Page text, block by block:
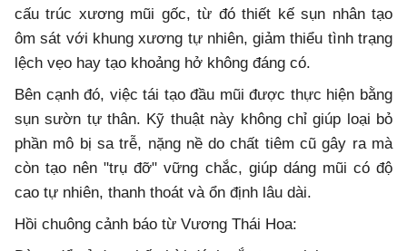
cấu trúc xương mũi gốc, từ đó thiết kế sụn nhân tạo
ôm sát với khung xương tự nhiên, giảm thiểu tình trạng
lệch vẹo hay tạo khoảng hở không đáng có.
Bên cạnh đó, việc tái tạo đầu mũi được thực hiện bằng
sụn sườn tự thân. Kỹ thuật này không chỉ giúp loại bỏ
phần mô bị sa trễ, nặng nề do chất tiêm cũ gây ra mà
còn tạo nên "trụ đỡ" vững chắc, giúp dáng mũi có độ
cao tự nhiên, thanh thoát và ổn định lâu dài.
Hồi chuông cảnh báo từ Vương Thái Hoa: